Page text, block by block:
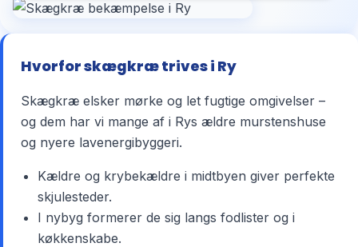
Hvorfor skægkræ trives i Ry
Skægkræ elsker mørke og let fugtige omgivelser –
og dem har vi mange af i Rys ældre murstenshuse
og nyere lavenergibyggeri.
Kældre og krybekældre i midtbyen giver perfekte
skjulesteder.
I nybyg formerer de sig langs fodlister og i
køkkenskabe.